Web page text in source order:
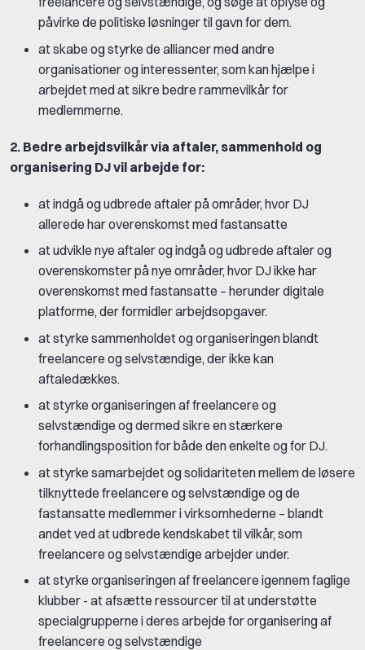
påvirke de politiske løsninger til gavn for dem.
at skabe og styrke de alliancer med andre
organisationer og interessenter, som kan hjælpe i
arbejdet med at sikre bedre rammevilkår for
medlemmerne.
2. Bedre arbejdsvilkår via aftaler, sammenhold og
organisering DJ vil arbejde for:
at indgå og udbrede aftaler på områder, hvor DJ
allerede har overenskomst med fastansatte
at udvikle nye aftaler og indgå og udbrede aftaler og
overenskomster på nye områder, hvor DJ ikke har
overenskomst med fastansatte – herunder digitale
platforme, der formidler arbejdsopgaver.
at styrke sammenholdet og organiseringen blandt
freelancere og selvstændige, der ikke kan
aftaledækkes.
at styrke organiseringen af freelancere og
selvstændige og dermed sikre en stærkere
forhandlingsposition for både den enkelte og for DJ.
at styrke samarbejdet og solidariteten mellem de løsere
tilknyttede freelancere og selvstændige og de
fastansatte medlemmer i virksomhederne – blandt
andet ved at udbrede kendskabet til vilkår, som
freelancere og selvstændige arbejder under.
at styrke organiseringen af freelancere igennem faglige
klubber - at afsætte ressourcer til at understøtte
specialgrupperne i deres arbejde for organisering af
freelancere og selvstændige